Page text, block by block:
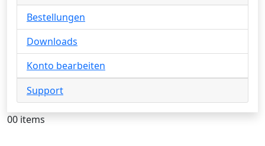
Bestellungen
Downloads
Konto bearbeiten
Support
00 items